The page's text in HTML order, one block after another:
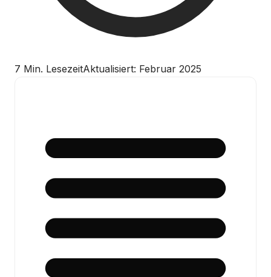
7 Min. LesezeitAktualisiert: Februar 2025